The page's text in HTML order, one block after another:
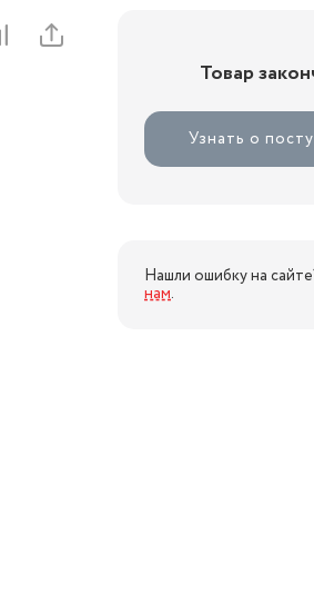
Товар
Узнать о
Нашли ошибку на
нам.